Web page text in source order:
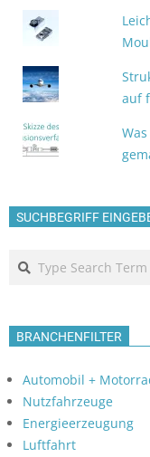
auf
SUCHBEGRIFF
Search
BRANCHENFILTER
Automobil +
Nutzfahrzeuge
Energieerzeugung
Luftfahrt